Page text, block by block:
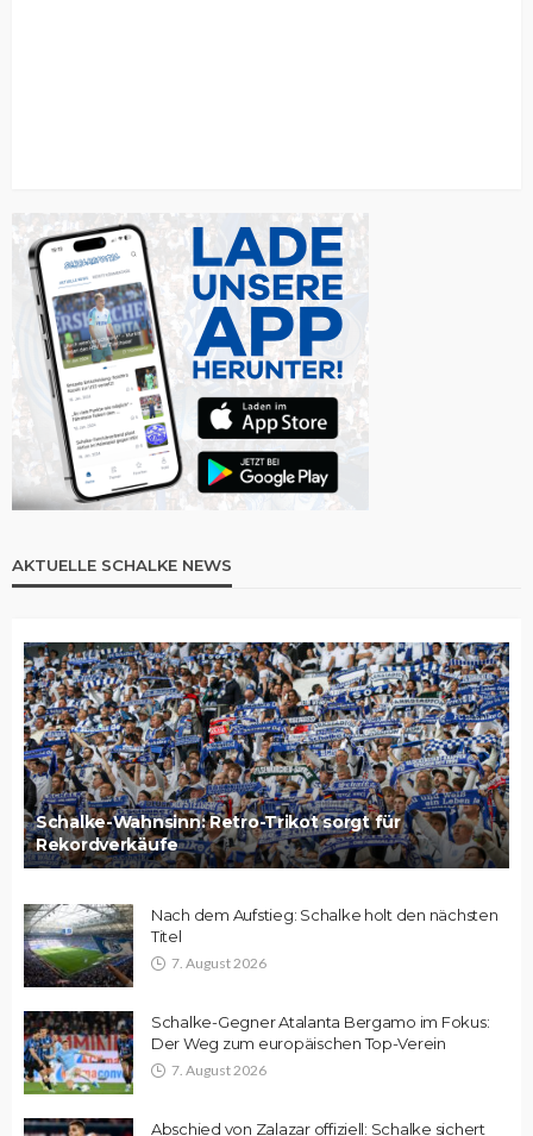
AKTUELLE SCHALKE NEWS
Schalke-Wahnsinn: Retro-Trikot sorgt für
Rekordverkäufe
Nach dem Aufstieg: Schalke holt den nächsten
Titel
7. August 2026
Schalke-Gegner Atalanta Bergamo im Fokus:
Der Weg zum europäischen Top-Verein
7. August 2026
Abschied von Zalazar offiziell: Schalke sichert